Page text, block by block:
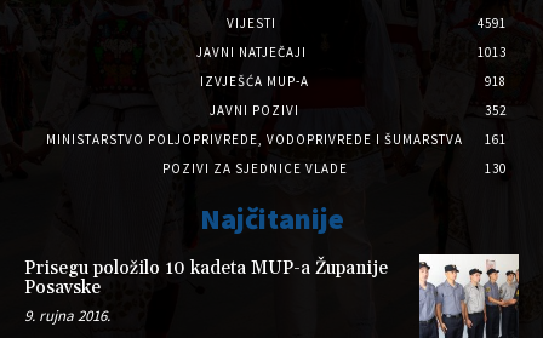
VIJESTI
4591
JAVNI NATJEČAJI
1013
IZVJEŠĆA MUP-A
918
JAVNI POZIVI
352
MINISTARSTVO POLJOPRIVREDE, VODOPRIVREDE I ŠUMARSTVA
161
POZIVI ZA SJEDNICE VLADE
130
Najčitanije
Prisegu položilo 10 kadeta MUP-a Županije
Posavske
9. rujna 2016.